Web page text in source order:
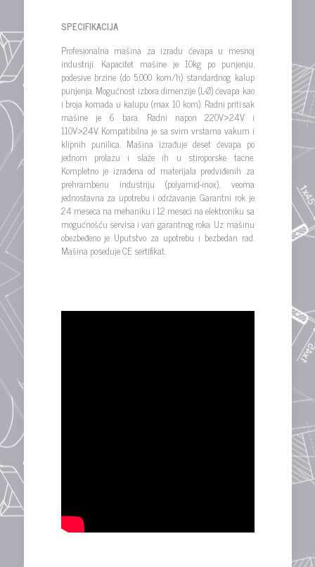
SPECIFIKACIJA
Profesionalna mašina za izradu ćevapa u mesnoj
industriji. Kapacitet mašine je 10kg po punjenju,
podesive brzine (do 5.000 kom/h) standardnog kalup
punjenja. Mogućnost izbora dimenzije (L-Ø) ćevapa kao
i broja komada u kalupu (max 10 kom). Radni pritisak
mašine je 6 bara. Radni napon 220V˃24V i
110V˃24V. Kompatibilna je sa svim vrstama vakum i
klipnih punilica. Mašina izrađuje deset ćevapa po
jednom prolazu i slaže ih u stiroporske tacne.
Kompletno je izrađena od materijala predviđenih za
prehrambenu industriju (polyamid-inox), veoma
jednostavna za upotrebu i održavanje. Garantni rok je
24 meseca na mehaniku i 12 meseci na elektroniku sa
mogućnošću servisa i van garantnog roka. Uz mašinu
obezbeđeno je Uputstvo za upotrebu i bezbedan rad.
Mašina poseduje CE sertifikat.